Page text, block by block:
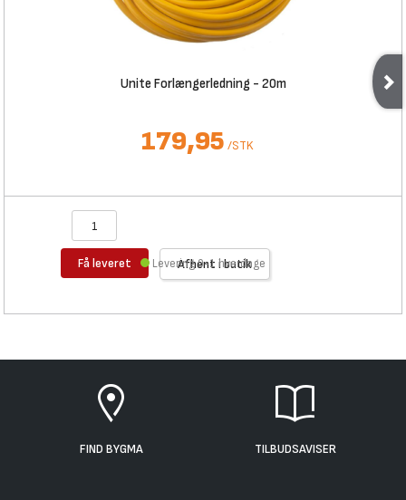
Unite Forlængerledning - 20m
179,95 /STK
Få leveret Afhent i butik
Levering 0-1 hverdage
FIND BYGMA TILBUDSAVISER